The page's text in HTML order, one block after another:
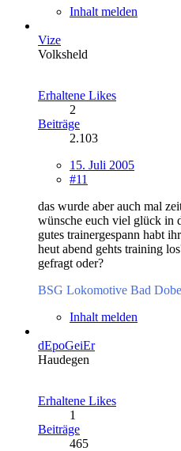
Inhalt melden
Vize
Volksheld
Erhaltene Likes
2
Beiträge
2.103
15. Juli 2005
#11
das wurde aber auch mal
wünsche euch viel glück in
gutes trainergespann habt
heut abend gehts training
gefragt oder?
BSG Lokomotive Bad
Inhalt melden
dEpoGeiEr
Haudegen
Erhaltene Likes
1
Beiträge
465